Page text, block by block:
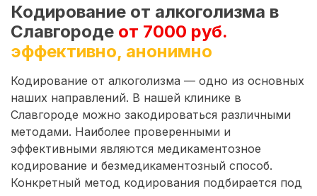
Кодирование от алкоголизма в
Славгороде от 7000 руб.
эффективно, анонимно
Кодирование от алкоголизма — одно из основных
наших направлений. В нашей клинике в
Славгороде можно закодироваться различными
методами. Наиболее проверенными и
эффективными являются медикаментозное
кодирование и безмедикаментозный способ.
Конкретный метод кодирования подбирается под